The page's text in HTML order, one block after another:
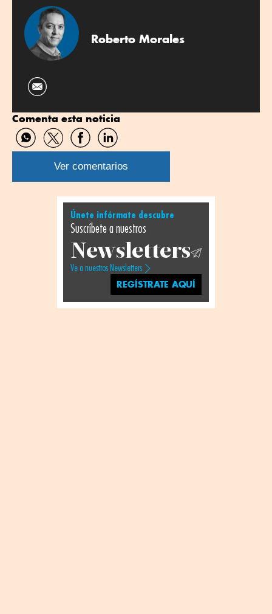
Roberto Morales
Comenta esta noticia
Compartir
por
WhatsApp
Compartir
por
Twitter
Compartir
por
Facebook
Compartir
por
Linkedin
Ver comentarios
Únete infórmate descubre
Suscríbete a nuestros
Newsletters
Ve a nuestros Newsletters
REGÍSTRATE AQUÍ